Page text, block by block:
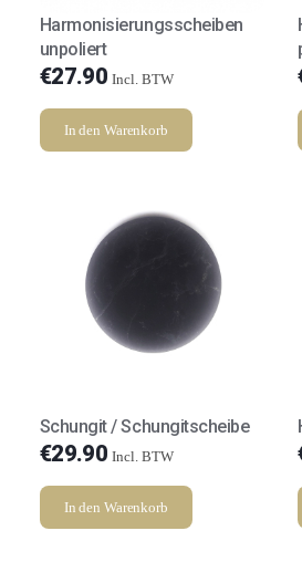
Harmonisierungsscheiben
unpoliert
€27.90 Incl. BTW
In den Warenkorb
Schungit / Schungitscheibe
€29.90 Incl. BTW
In den Warenkorb